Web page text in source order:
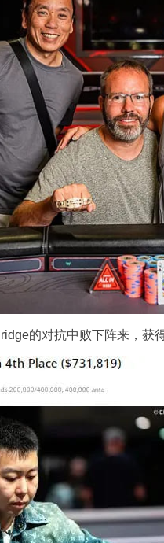
的对抗中败下阵来，获